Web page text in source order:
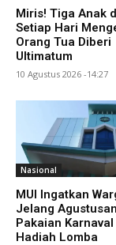
Miris! Tiga Anak
Setiap Hari
Orang Tua Diberi
Ultimatum
10 Agustus 2026 -14:27
Nasional
MUI Ingatkan
Jelang
Pakaian
Hadiah Lomba